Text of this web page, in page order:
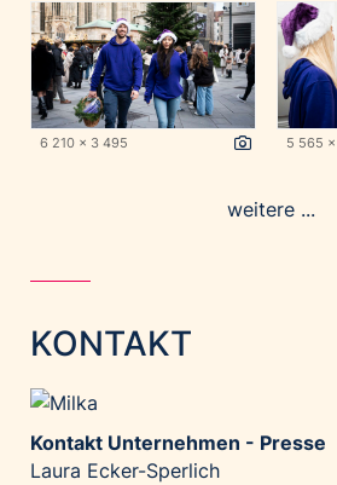
6 210 x 3 495 5 565
weitere ...
KONTAKT
Kontakt Unternehmen - Presse
Laura Ecker-Sperlich